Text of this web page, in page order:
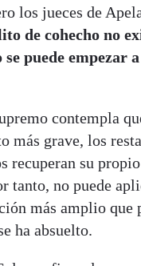
los jueces de
de cohecho no
puede empezar
contempla
más grave, los
recuperan su
tanto, no puede
más amplio que
ha absuelto.